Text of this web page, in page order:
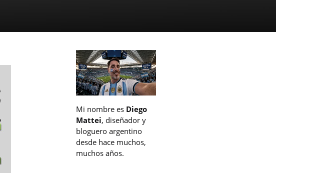
Mi nombre es Diego
Mattei, diseñador y
bloguero argentino
desde hace muchos,
muchos años.